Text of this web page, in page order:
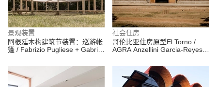
景观装置
阿根廷木构建筑节装置：巡游帐
篷 / Fabrizio Pugliese + Gabriel
社会住房
哥伦比亚住房原型El Torno /
AGRA Anzellini Garcia-Reyes